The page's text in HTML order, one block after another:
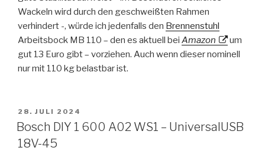
Wackeln wird durch den geschweißten Rahmen
verhindert -, würde ich jedenfalls den Brennenstuhl
Arbeitsbock MB 110 – den es aktuell bei Amazon
um
gut 13 Euro gibt – vorziehen. Auch wenn dieser nominell
nur mit 110 kg belastbar ist.
VERÖFFENTLICHT
AM
28. JULI 2024
Bosch DIY 1 600 A02 WS1 – UniversalUSB
18V-45